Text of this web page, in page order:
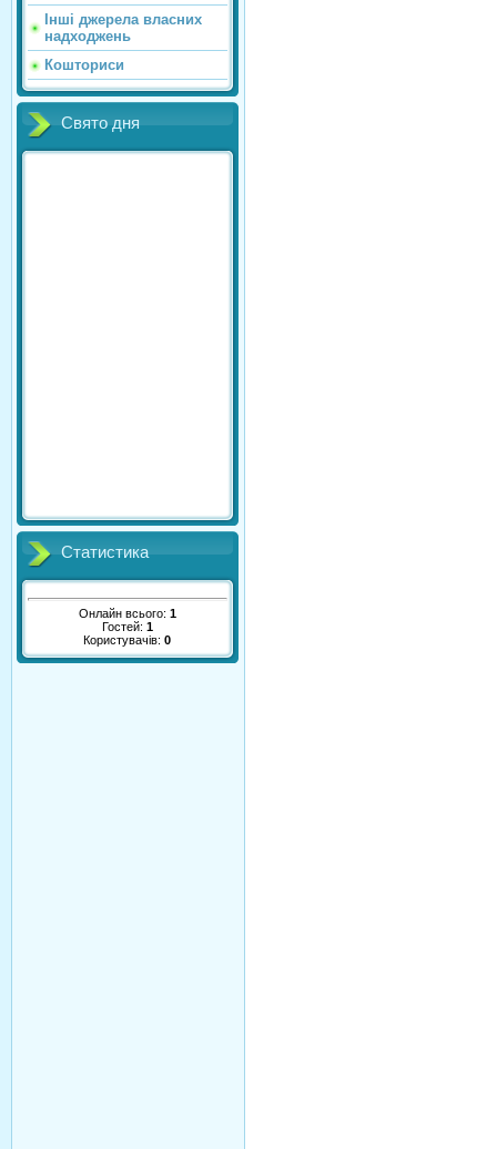
Інші джерела власних
надходжень
Кошториси
Свято дня
Статистика
Онлайн всього: 1
Гостей: 1
Користувачів:0